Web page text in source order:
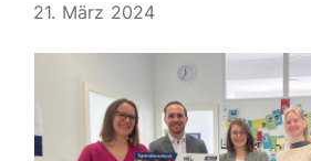
21. März 2024